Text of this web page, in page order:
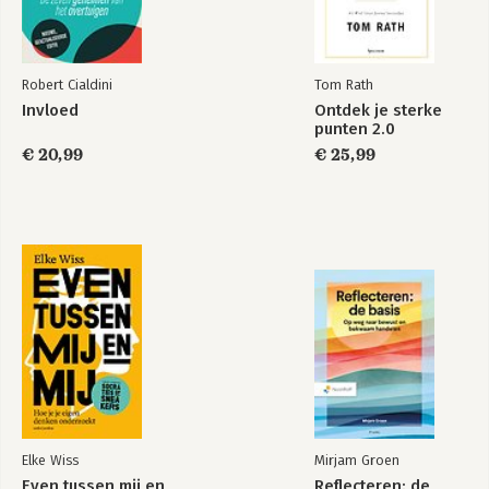
2. Veerkracht verkennen
2.1 Hoe veerkracht werkt
-De drie pijlers van veerkracht
-Je emotionele balans
2.2 Je denkbeelden en persoonlijkheid
-Je interne kompas
-De stroom van je bestaan
-Bereidheid en wilskracht
-Tot slot
-Intermezzo 2. V'ers@Work
-Maatje kleiner: reorganisatie van je bureau
DEEL 2: ONTWIKKELEN VAN JE VEERKRACHT
3. Vertragen en verduren
3.1 Op de rem
-Omgaan met wat je ziet
Robert Cialdini
Invloed
€ 20,99
Tom Rath
Ontdek je sterke
punten 2.0
€ 25,99
Elke Wiss Mirjam Groen